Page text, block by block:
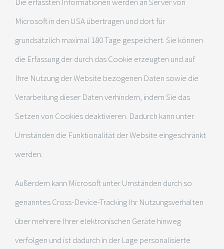
Microsoft in den USA übertragen und dort für
grundsätzlich maximal 180 Tage gespeichert. Sie können
die Erfassung der durch das Cookie erzeugten und auf
Ihre Nutzung der Website bezogenen Daten sowie die
Verarbeitung dieser Daten verhindern, indem Sie das
Setzen von Cookies deaktivieren. Dadurch kann unter
Umständen die Funktionalität der Website eingeschränkt
werden.
Außerdem kann Microsoft unter Umständen durch so
genanntes Cross-Device-Tracking Ihr Nutzungsverhalten
über mehrere Ihrer elektronischen Geräte hinweg
verfolgen und ist dadurch in der Lage personalisierte